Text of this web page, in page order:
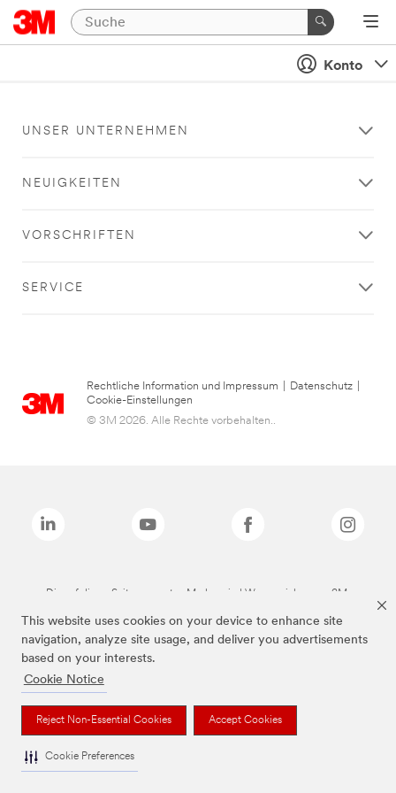
This website uses cookies on your device to enhance site
navigation, analyze site usage, and deliver you advertisements
based on your interests.
Cookie Notice
Reject Non-Essential Cookies Accept Cookies
Cookie Preferences
Konto
UNSER UNTERNEHMEN
NEUIGKEITEN
VORSCHRIFTEN
SERVICE
Rechtliche Information und Impressum Datenschutz
Cookie-Einstellungen
© 3M 2026. Alle Rechte vorbehalten..
Die auf dieser Seite genannten Marken sind Warenzeichen von 3M.